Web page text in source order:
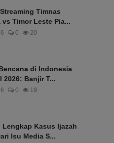
Timnas
Timor Leste Pia...
0 20
di Indonesia
2026: Banjir T...
0 19
Kasus Ijazah
Isu Media S...